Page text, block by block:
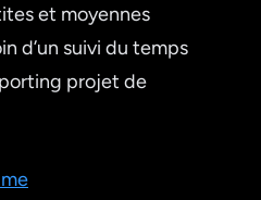
et moyennes
d’un suivi du temps
projet de